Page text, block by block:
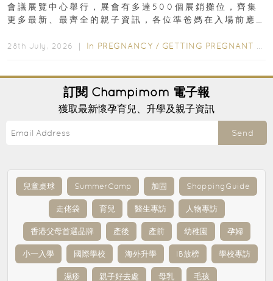
會議展覽中心舉行，展會有多達500個展銷攤位，齊集
更多最新、最齊全的親子資訊，各位準爸媽在入場前應
28th July, 2026 ｜ In PREGNANCY / GETTING PREGNANT
訂閱 Champimom 電子報
獲取最新懷孕育兒、升學及親子資訊
Send
兒童桌球 SummerCamp 加固 ShoppingGuide
走佬袋 育兒 醫生專訪 人物專訪
香港父母首選品牌 產後 產前 幼稚園 孕婦
小一入學 國際學校 海外升學 IB放榜 學校專訪
濕疹 親子好去處 母乳 毛孩